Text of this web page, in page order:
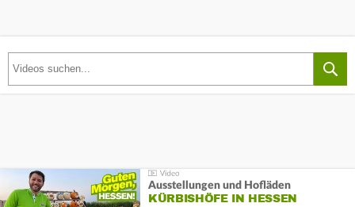
Ausstellungen und Hofläden
KÜRBISHÖFE IN HESSEN